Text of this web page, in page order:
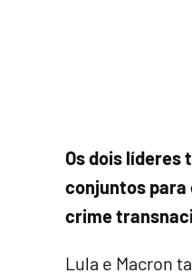
Os dois
conjuntos para
crime
Lula e Macron